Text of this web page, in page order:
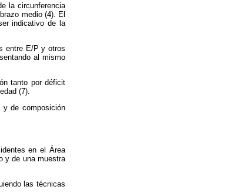
la circunferencia
medio (4). El
indicativo de la
entre E/P y otros
al mismo
tanto por déficit
(7).
de composición
en el Área
y de una muestra
las técnicas